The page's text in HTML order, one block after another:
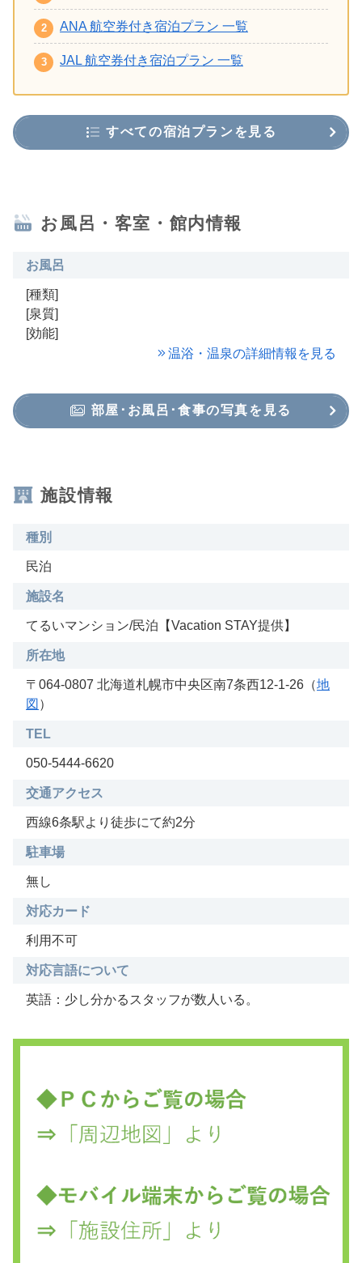
ANA 航空券付き宿泊プラン 一覧
JAL 航空券付き宿泊プラン 一覧
すべての宿泊プランを見る
お風呂・客室・館内情報
お風呂
[種類]
[泉質]
[効能]
温浴・温泉の詳細情報を見る
部屋･お風呂･食事の写真を見る
施設情報
種別
民泊
施設名
てるいマンション/民泊【Vacation STAY提供】
所在地
〒064-0807 北海道札幌市中央区南7条西12-1-26（地
図 ）
TEL
050-5444-6620
交通アクセス
西線6条駅より徒歩にて約2分
駐車場
無し
対応カード
利用不可
対応言語について
英語：少し分かるスタッフが数人いる。